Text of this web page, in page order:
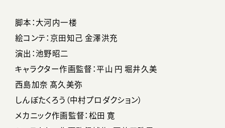
脚本：大河内一楼
絵コンテ：京田知己 金澤洪充
演出：池野昭二
キャラクター作画監督：平山 円 堀井久美
西島加奈 髙久美弥
しんぼたくろう（中村プロダクション）
メカニック作画監督：松田 寛